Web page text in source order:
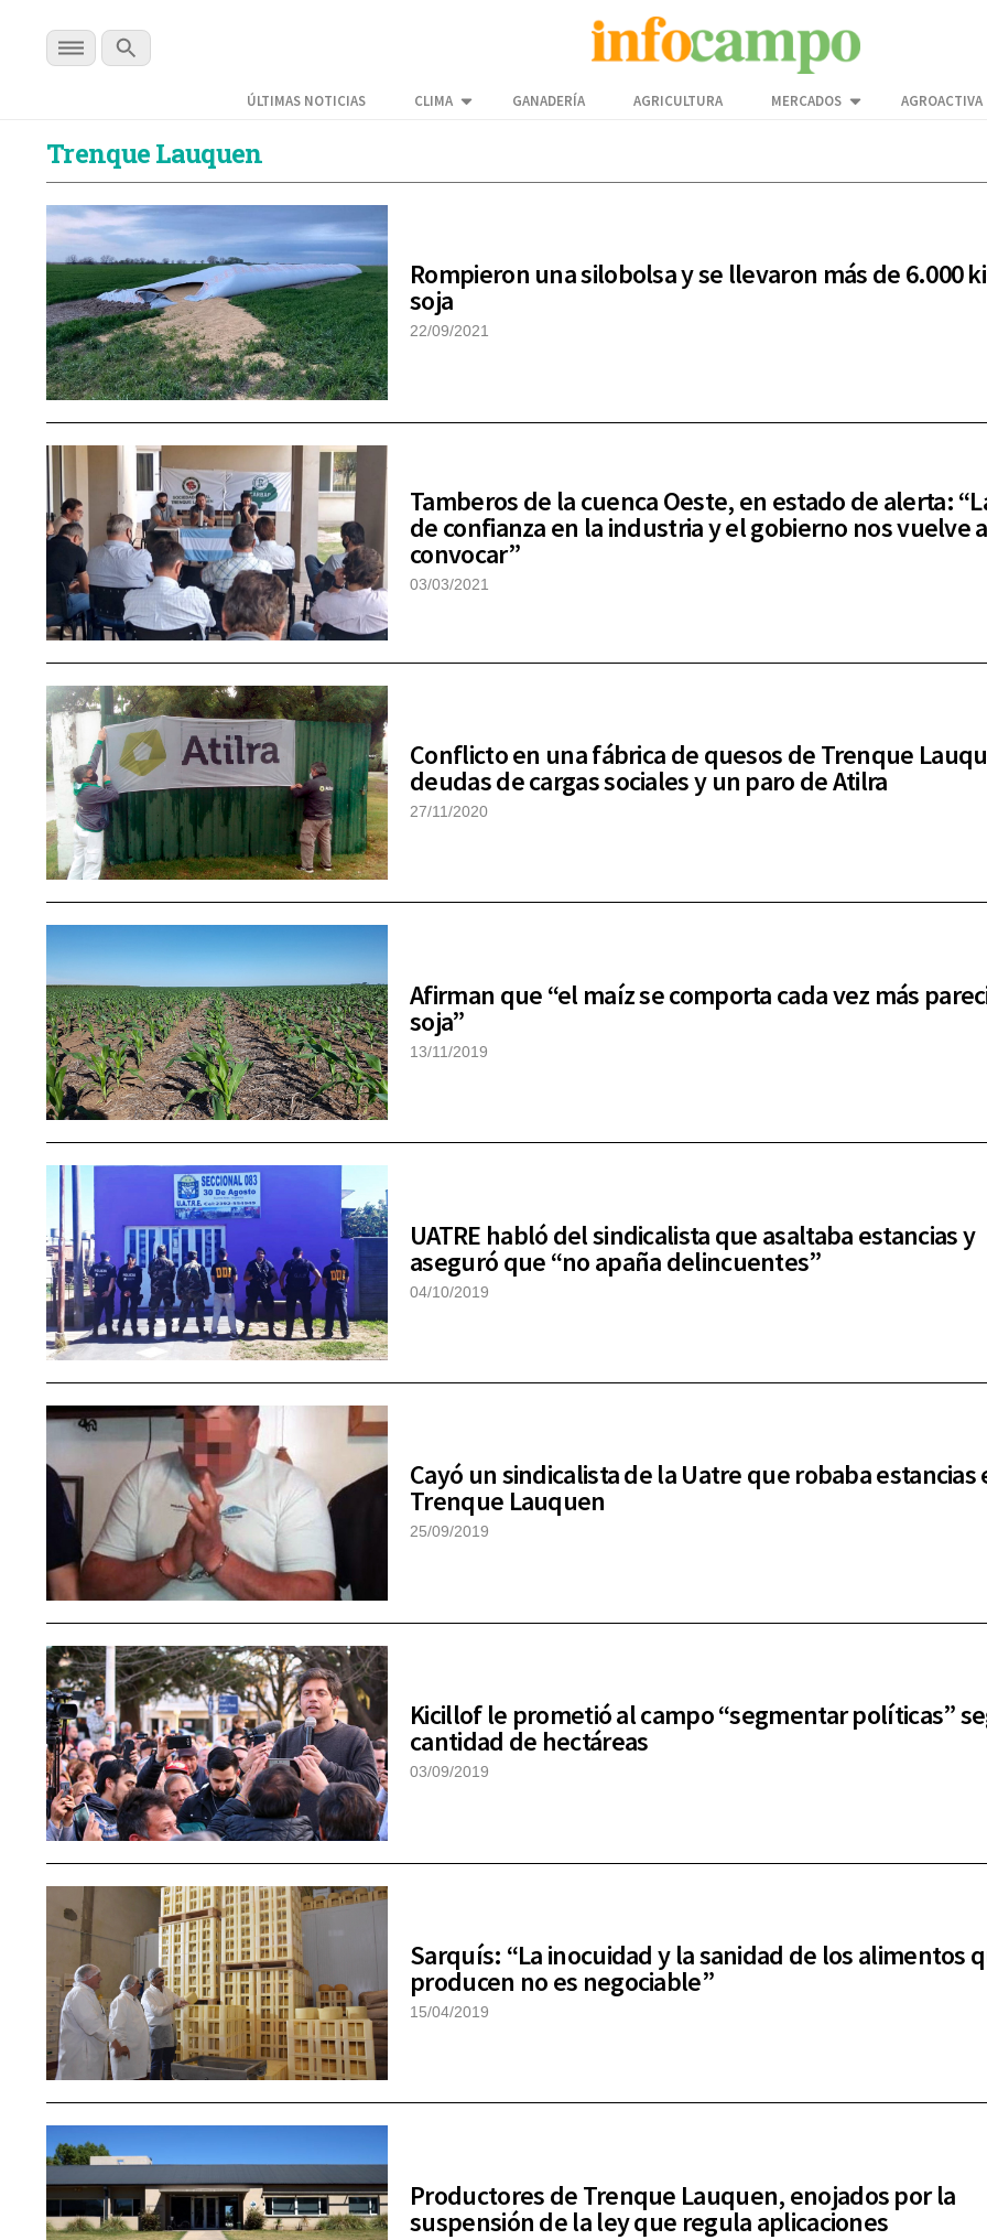
ÚLTIMAS NOTICIAS CLIMA GANADERÍA AGRICULTURA MERCADOS AGROACTIVA
Trenque Lauquen
Rompieron una silobolsa y se llevaron más de 6.000
soja
22/09/2021
Tamberos de la cuenca Oeste, en estado de alerta:
de confianza en la industria y el gobierno nos vuelve a
convocar”
03/03/2021
Conflicto en una fábrica de quesos de Trenque
deudas de cargas sociales y un paro de Atilra
27/11/2020
Afirman que “el maíz se comporta cada vez más
soja”
13/11/2019
UATRE habló del sindicalista que asaltaba estancias y
aseguró que “no apaña delincuentes”
04/10/2019
Cayó un sindicalista de la Uatre que robaba estancias
Trenque Lauquen
25/09/2019
Kicillof le prometió al campo “segmentar políticas”
cantidad de hectáreas
03/09/2019
Sarquís: “La inocuidad y la sanidad de los alimentos
producen no es negociable”
15/04/2019
Productores de Trenque Lauquen, enojados por la
suspensión de la ley que regula aplicaciones